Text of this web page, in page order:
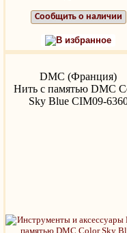
Сообщить о наличии
В избранное
DMC (Франция)
Нить с памятью DMC
Sky Blue CIM09-